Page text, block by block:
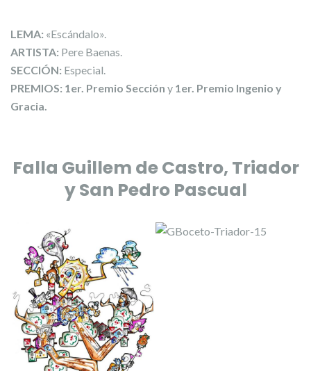
LEMA: «Escándalo».
ARTISTA: Pere Baenas.
SECCIÓN: Especial.
PREMIOS: 1er. Premio Sección y 1er. Premio Ingenio y
Gracia.
Falla Guillem de Castro, Triador
y San Pedro Pascual